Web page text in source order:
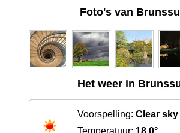
Foto's van
Het weer in
Voorspelling: Clear sky